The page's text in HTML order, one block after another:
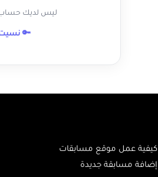
ليس لديك
🔑 نسيت
كيفية عمل موقع مسابقات
إضافة مسابقة جديدة